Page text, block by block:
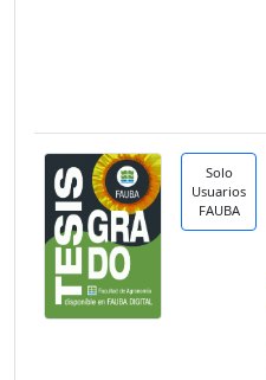
Solo
Usuarios
FAUBA